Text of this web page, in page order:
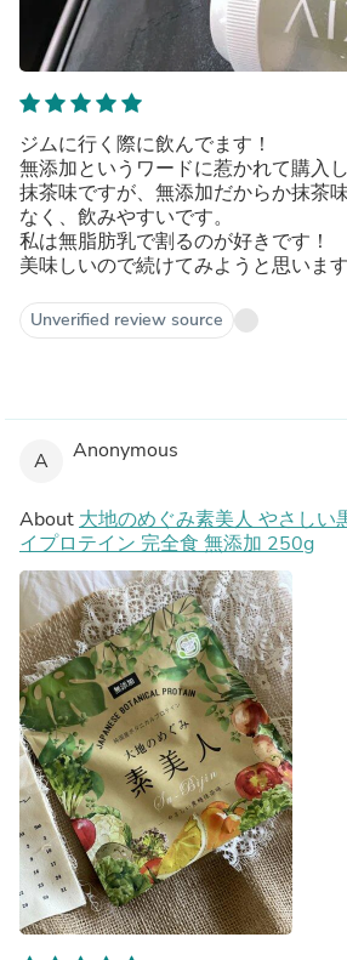
ジムに行く際に飲んでます！
無添加というワードに惹かれて購入
抹茶味ですが、無添加だからか抹茶
なく、飲みやすいです。
私は無脂肪乳で割るのが好きです！
美味しいので続けてみようと思います
Unverified review source
A Anonymous
About 大地のめぐみ素美人 やさしい
イプロテイン 完全食 無添加 250g